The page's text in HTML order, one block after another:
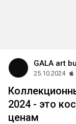
GALA art
25.10.2024
2024 - это
ценам